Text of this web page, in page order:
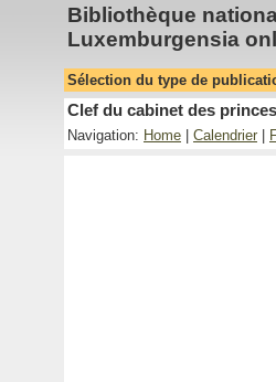
Bibliothèque
Luxemburgensia
Sélection du type de
Clef du cabinet des
Navigation: Home Calendrier